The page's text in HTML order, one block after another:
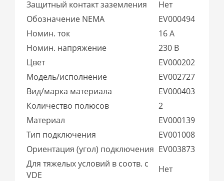
Защитный контакт заземления
Нет
Обозначение NEMA
EV000494
Номин. ток
16 А
Номин. напряжение
230 В
Цвет
EV000202
Модель/исполнение
EV002727
Вид/марка материала
EV000403
Количество полюсов
2
Материал
EV000139
Тип подключения
EV001008
Ориентация (угол) подключения EV003873
Для тяжелых условий в соотв. с
VDE
Нет